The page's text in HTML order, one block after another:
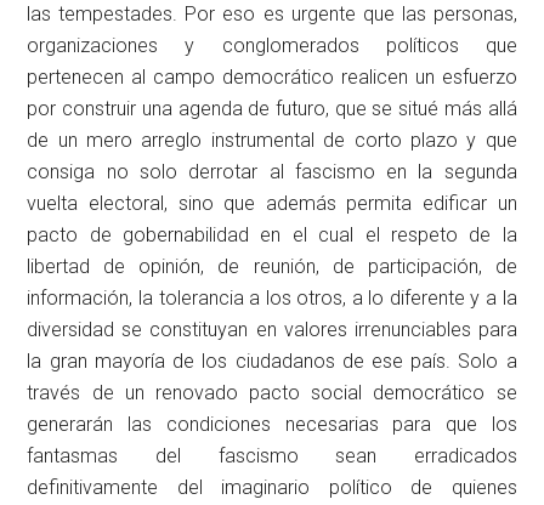
las tempestades. Por eso es urgente que las personas,
organizaciones y conglomerados políticos que
pertenecen al campo democrático realicen un esfuerzo
por construir una agenda de futuro, que se situé más allá
de un mero arreglo instrumental de corto plazo y que
consiga no solo derrotar al fascismo en la segunda
vuelta electoral, sino que además permita edificar un
pacto de gobernabilidad en el cual el respeto de la
libertad de opinión, de reunión, de participación, de
información, la tolerancia a los otros, a lo diferente y a la
diversidad se constituyan en valores irrenunciables para
la gran mayoría de los ciudadanos de ese país. Solo a
través de un renovado pacto social democrático se
generarán las condiciones necesarias para que los
fantasmas del fascismo sean erradicados
definitivamente del imaginario político de quienes